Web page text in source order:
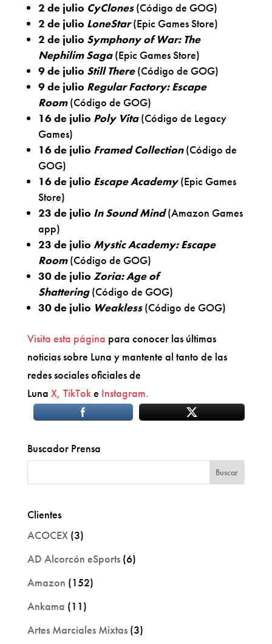
2 de julio CyClones(Código de GOG)
2 de julio LoneStar(Epic Games Store)
2 de julio Symphony of War: The
Nephilim Saga(Epic Games Store)
9 de julio Still There(Código de GOG)
9 de julio Regular Factory: Escape
Room(Código de GOG)
16 de julio Poly Vita(Código de Legacy
Games)
16 de julio Framed Collection(Código de
GOG)
16 de julio ​​​​​​​ Escape Academy(Epic Games
Store)
23 de julio ​​​​​​​​​​​​​​ In Sound Mind(Amazon Games
app)
23 de julio ​​​​​​​​​​​​​​ Mystic Academy: Escape
Room(Código de GOG)
30 de julio ​​​​​​​​​​​​​​ Zoria: Age of
Shattering(Código de GOG)
30 de julio ​​​​​​​​​​​​​​Weakless(Código de GOG)
Visita esta página para conocer las últimas
noticias sobre Luna y mantente al tanto de las
redes sociales oficiales de
Luna X, TikToke Instagram.
Buscador Prensa
Clientes
ACOCEX(3)
AD Alcorcón eSports(6)
Amazon (152)
Ankama (11)
Artes Marciales Mixtas(3)